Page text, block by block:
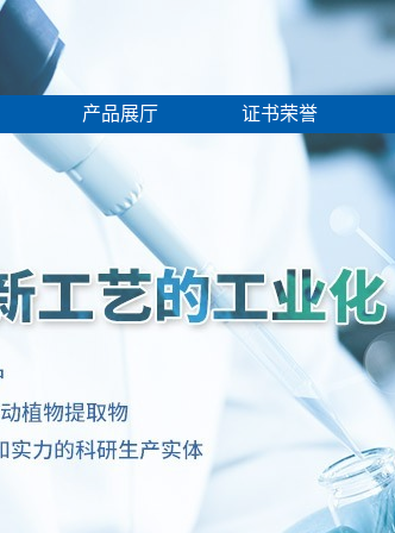
产品展厅 证书荣誉